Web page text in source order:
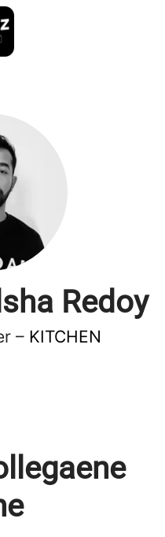
Redoy
– KITCHEN